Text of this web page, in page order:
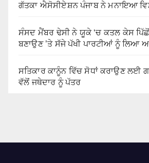
ਗੱਤਕਾ ਐਸੋਸੀਏਸ਼ਨ ਪੰਜਾਬ ਨੇ ਮਨਾਇਆ
ਸੰਸਦ ਮੈਂਬਰ ਢੇਸੀ ਨੇ ਯੂਕੇ ‘ਚ ਕਤਲ ਕੇਸ ਪਿੱਛੋਂ
ਬਣਾਉਣ ’ਤੇ ਸੱਜੇ ਪੱਖੀ ਪਾਰਟੀਆਂ ਨੂੰ ਲਿਆ
ਸਤਿਕਾਰ ਕਾਨੂੰਨ ਵਿੱਚ ਸੋਧਾਂ ਕਰਾਉਣ ਲਈ
ਵੱਲੋਂ ਜਥੇਦਾਰ ਨੂੰ ਪੱਤਰ